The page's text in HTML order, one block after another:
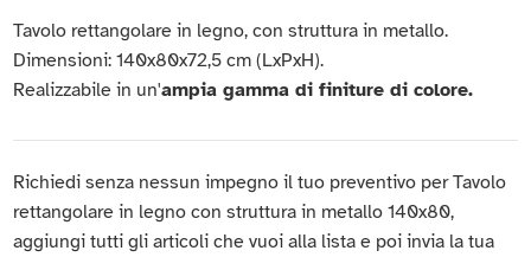
Tavolo rettangolare in legno, con struttura in metallo.
Dimensioni: 140x80x72,5 cm (LxPxH).
Realizzabile in un'ampia gamma di finiture di colore.
Richiedi senza nessun impegno il tuo preventivo per Tavolo
rettangolare in legno con struttura in metallo 140x80,
aggiungi tutti gli articoli che vuoi alla lista e poi invia la tua